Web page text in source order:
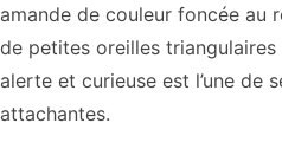
amande de couleur foncée au
de petites oreilles triangulaires
alerte et curieuse est l’une de
attachantes.